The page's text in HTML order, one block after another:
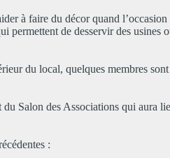
à faire du décor quand l’occasion
de desservir des usines
du local, quelques membres
Salon des Associations qui aura
: